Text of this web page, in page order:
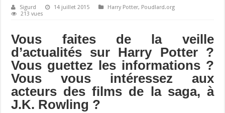
Sigurd 14 juillet 2015 Harry Potter, Poudlard.org
213 vues
Vous faites de la veille
d’actualités sur Harry Potter ?
Vous guettez les informations ?
Vous vous intéressez aux
acteurs des films de la saga, à
J.K. Rowling ?